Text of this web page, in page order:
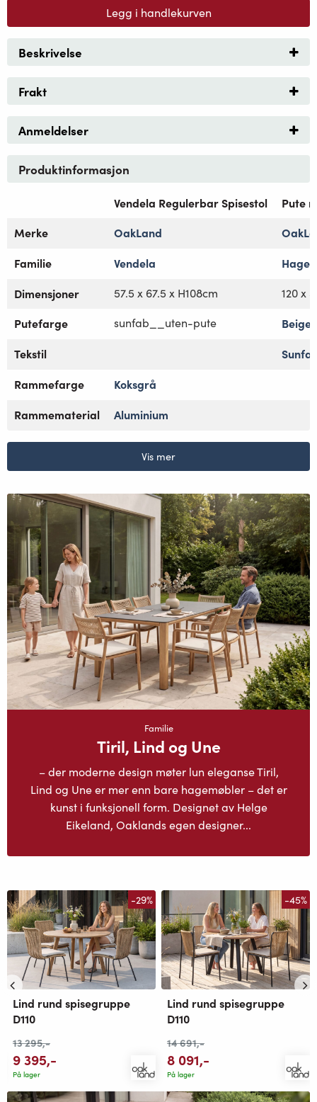
Legg i handlekurven
Beskrivelse
Frakt
Anmeldelser
Produktinformasjon
Vendela Regulerbar Spisestol
Pute
Merke
OakLand
Familie
Vendela
Dimensjoner
57.5 x 67.5 x H108cm 120 x
Putefarge sunfab__uten-pute
Beige
Tekstil
Rammefarge
Koksgrå
Rammematerial
Aluminium
Vis mer
Familie
Tiril, Lind og Une
– der moderne design møter lun eleganse Tiril,
Lind og Une er mer enn bare hagemøbler – det er
kunst i funksjonell form. Designet av Helge
Eikeland, Oaklands egen designer...
-29%
Lind rund spisegruppe
D110
13 295,-
9 395,-
På lager
-45%
Lind rund spisegruppe
D110
14 691,-
8 091,-
På lager